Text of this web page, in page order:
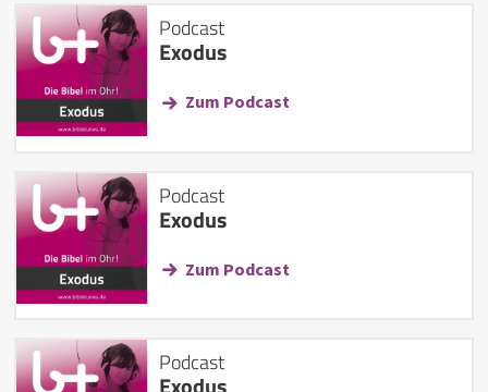
Podcast
Exodus
Zum Podcast
Podcast
Exodus
Zum Podcast
Podcast